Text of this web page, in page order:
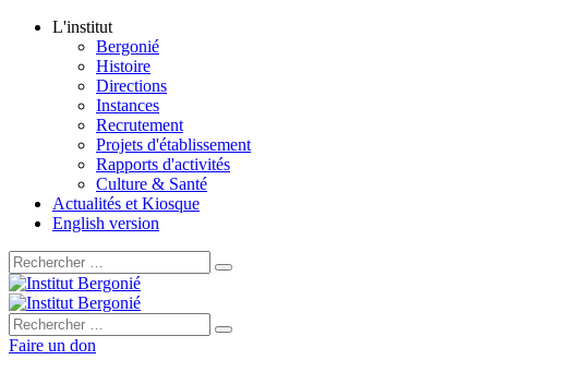
L'institut
Bergonié
Histoire
Directions
Instances
Recrutement
Projets d'établissement
Rapports d'activités
Culture & Santé
Actualités et Kiosque
English version
Rechercher :
Rechercher :
Faire un don